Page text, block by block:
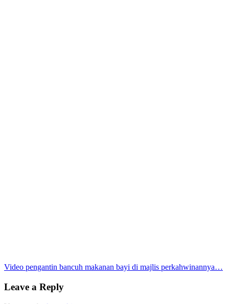
Post
navigation
Video pengantin bancuh makanan bayi di majlis perkahwinannya…
Leave a Reply